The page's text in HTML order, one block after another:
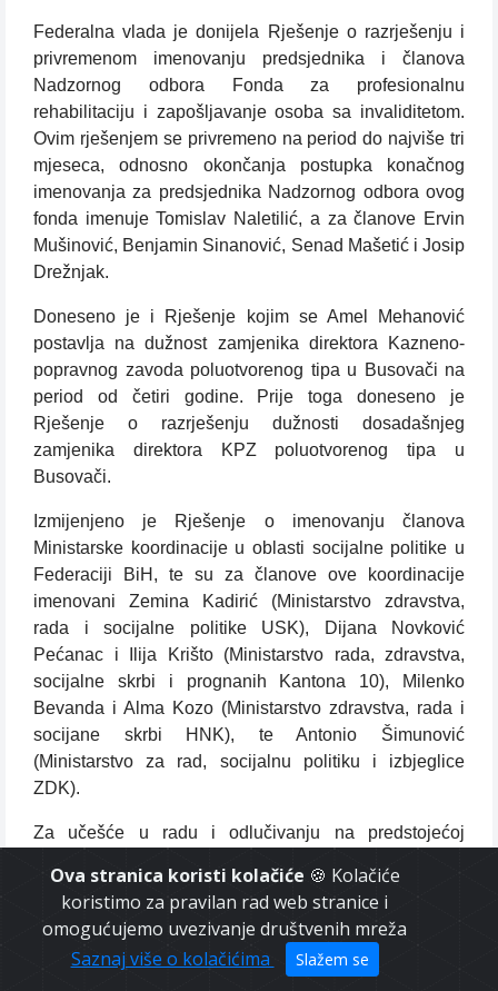
Ova stranica koristi kolačiće 🍪 Kolačiće
koristimo za pravilan rad web stranice i
omogućujemo uvezivanje društvenih mreža
Saznaj više o kolačićima
Slažem se
Federalna vlada je donijela Rješenje o razrješenju i
privremenom imenovanju predsjednika i članova
Nadzornog odbora Fonda za profesionalnu
rehabilitaciju i zapošljavanje osoba sa invaliditetom.
Ovim rješenjem se privremeno na period do najviše tri
mjeseca, odnosno okončanja postupka konačnog
imenovanja za predsjednika Nadzornog odbora ovog
fonda imenuje Tomislav Naletilić, a za članove Ervin
Mušinović, Benjamin Sinanović, Senad Mašetić i Josip
Drežnjak.
Doneseno je i Rješenje kojim se Amel Mehanović
postavlja na dužnost zamjenika direktora Kazneno-
popravnog zavoda poluotvorenog tipa u Busovači na
period od četiri godine. Prije toga doneseno je
Rješenje o razrješenju dužnosti dosadašnjeg
zamjenika direktora KPZ poluotvorenog tipa u
Busovači.
Izmijenjeno je Rješenje o imenovanju članova
Ministarske koordinacije u oblasti socijalne politike u
Federaciji BiH, te su za članove ove koordinacije
imenovani Zemina Kadirić (Ministarstvo zdravstva,
rada i socijalne politike USK), Dijana Novković
Pećanac i Ilija Krišto (Ministarstvo rada, zdravstva,
socijalne skrbi i prognanih Kantona 10), Milenko
Bevanda i Alma Kozo (Ministarstvo zdravstva, rada i
socijane skrbi HNK), te Antonio Šimunović
(Ministarstvo za rad, socijalnu politiku i izbjeglice
ZDK).
Za učešće u radu i odlučivanju na predstojećoj
d.o.o. Sarajevo danas je opunomoćen Goran Buhač.